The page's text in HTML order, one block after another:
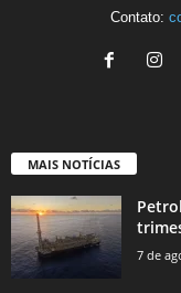
Contato:
MAIS NOTÍCIAS
7 de